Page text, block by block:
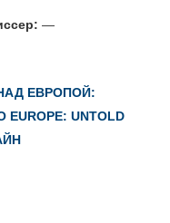
—
ЕВРОПОЙ:
UNTOLD